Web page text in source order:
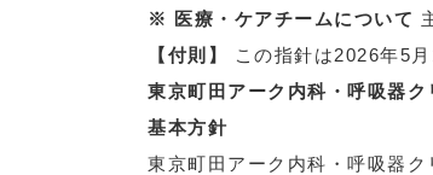
※ 医療・ケアチームについて
【付則】
この指針は2026年5
東京町田アーク内科・呼吸器
基本方針
東京町田アーク内科・呼吸器